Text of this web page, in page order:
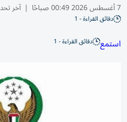
7 أغسطس 2026 00:49 صباحًا | آخر
دقائق القراءة - 1
استمع دقائق القراءة - 1